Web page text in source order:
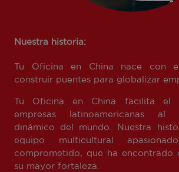
Nuestra historia:
Tu Oficina en China nace con
construir puentes para globalizar
Tu Oficina en China facilita el
empresas latinoamericanas al
dinámico del mundo. Nuestra
equipo multicultural
comprometido, que ha encontrado
su mayor fortaleza.